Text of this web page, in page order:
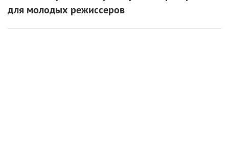
для молодых режиссеров